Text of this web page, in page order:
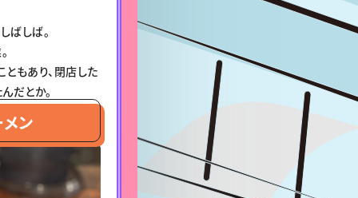
ばしば。
もあり、閉店した
だとか。
ン